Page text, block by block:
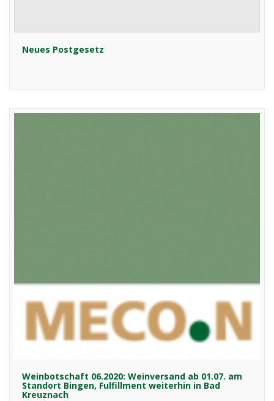
Neues Postgesetz
Weinbotschaft 06.2020: Weinversand ab 01.07. am
Standort Bingen, Fulfillment weiterhin in Bad
Kreuznach